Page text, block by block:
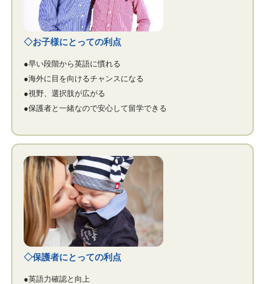
◇お子様にとっての利点
●早い段階から英語に慣れる
●海外に目を向けるチャンスになる
●視野、選択肢が広がる
●保護者と一緒なので安心して留学できる
◇保護者にとっての利点
●英語力確認と向上